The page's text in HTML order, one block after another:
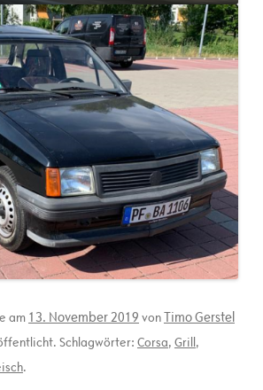
am 13. November 2019 vonTimo Gerstel
Schlagwörter: Corsa, Grill,
.